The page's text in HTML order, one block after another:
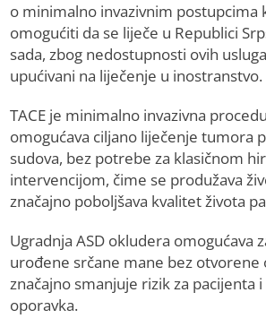
o minimalno invazivnim postupcima
omogućiti da se liječe u Republici
sada, zbog nedostupnosti ovih
upućivani na liječenje u inostranstvo.
TACE je minimalno invazivna
omogućava ciljano liječenje tumora
sudova, bez potrebe za klasičnom
intervencijom, čime se produžava
značajno poboljšava kvalitet života
Ugradnja ASD okludera omogućava
urođene srčane mane bez otvorene
značajno smanjuje rizik za pacijenta
oporavka.